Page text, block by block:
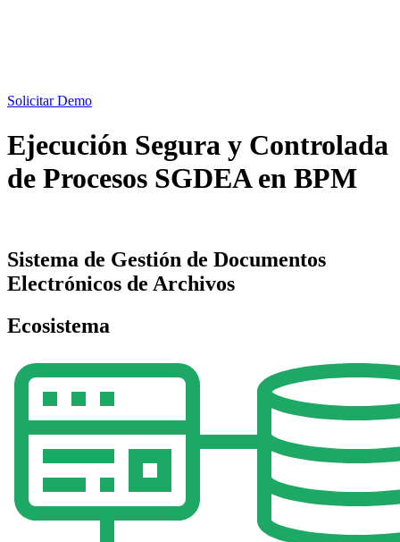
Solicitar Demo
Ejecución Segura y Controlada
de Procesos SGDEA en BPM
Sistema de Gestión de Documentos
Electrónicos de Archivos
Ecosistema